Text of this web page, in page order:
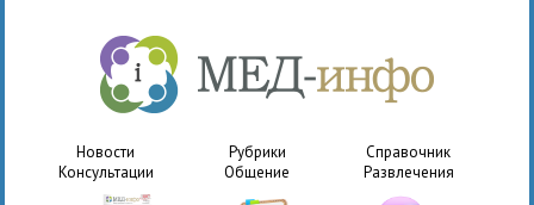
Новости Рубрики
Справочник
Консультации
Общение Развлечения